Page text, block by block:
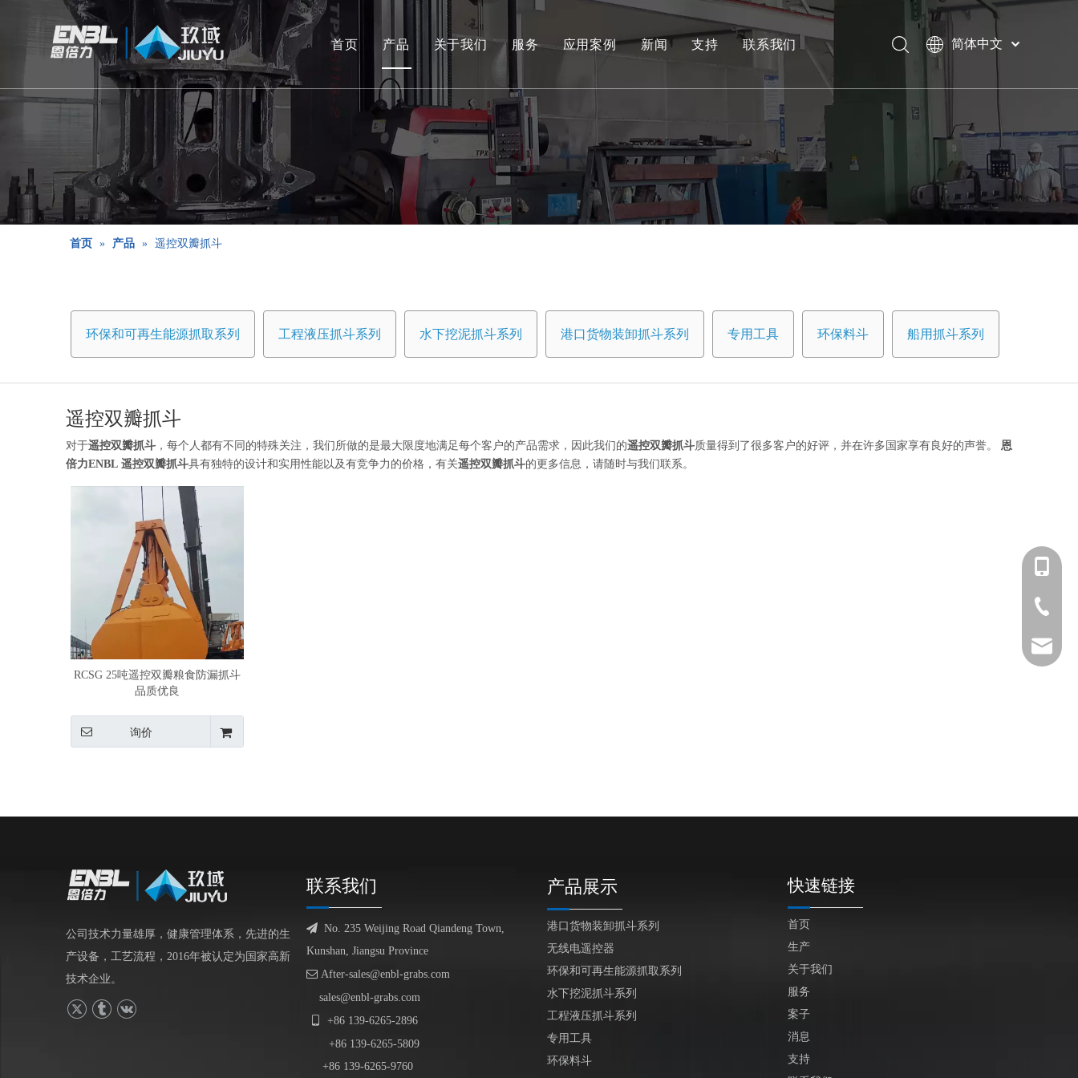
首页 产品
环保和可再生能源抓取系列
工程液压抓斗系列
环保料斗
水下挖泥抓斗系列
港口货物装卸抓斗系列
关于我们 服务 应用案例 新闻 支持 联系我们
简体中文
indonesia
Pусский
Français
العربية
English
首页 » 产品 » 遥控双瓣抓斗
环保和可再生能源抓取系列 工程液压抓斗系列 水下挖泥抓斗系列 港口货物装卸抓斗系列 专用工具 环保料斗 船用抓斗系列
遥控双瓣抓斗
对于遥控双瓣抓斗 ，每个人都有不同的特殊关注，我们所做的是最大限度地满足每个客户的产品需求，因此我们的遥控双瓣抓斗质量得到了很多客户的好评，并在许多国家享有良好的声誉。 恩
倍力ENBL 遥控双瓣抓斗具有独特的设计和实用性能以及有竞争力的价格，有关遥控双瓣抓斗的更多信息，请随时与我们联系。
RCSG 25吨遥控双瓣粮食防漏抓斗
品质优良
询价
+86
+86
+86 189-
+86-
After-
公司技术力量雄厚，健康管理体系，先进的生
产设备，工艺流程，2016年被认定为国家高新
技术企业。
联系我们
 No. 235 Weijing Road Qiandeng Town,
Kunshan, Jiangsu Province
 After-sales@enbl-grabs.com
sales@enbl-grabs.com
+86 139-6265-2896
+86 139-6265-5809
+86 139-6265-9760
产品展示
港口货物装卸抓斗系列
无线电遥控器
环保和可再生能源抓取系列
水下挖泥抓斗系列
工程液压抓斗系列
专用工具
环保料斗
快速链接
首页
生产
关于我们
服务
案子
消息
支持